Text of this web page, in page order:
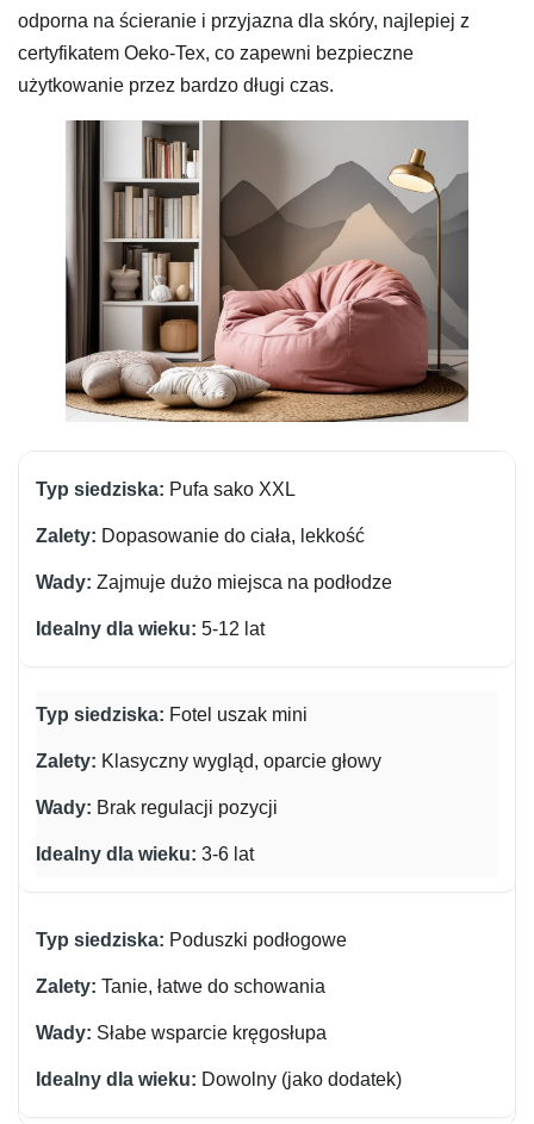
odporna na ścieranie i przyjazna dla skóry, najlepiej z
certyfikatem Oeko-Tex, co zapewni bezpieczne
użytkowanie przez bardzo długi czas.
Pufa sako XXL
Dopasowanie do ciała, lekkość
Zajmuje dużo miejsca na podłodze
5-12 lat
Fotel uszak mini
Klasyczny wygląd, oparcie głowy
Brak regulacji pozycji
3-6 lat
Poduszki podłogowe
Tanie, łatwe do schowania
Słabe wsparcie kręgosłupa
Dowolny (jako dodatek)